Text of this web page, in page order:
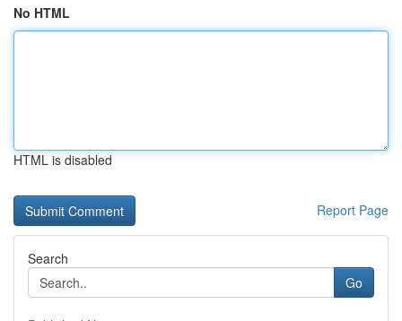
No HTML
HTML is disabled
Report Page
Search
Go